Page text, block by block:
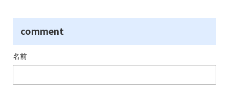
comment
名前